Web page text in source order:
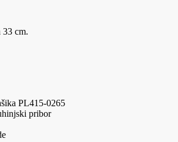
33 cm.
PL415-0265
pribor